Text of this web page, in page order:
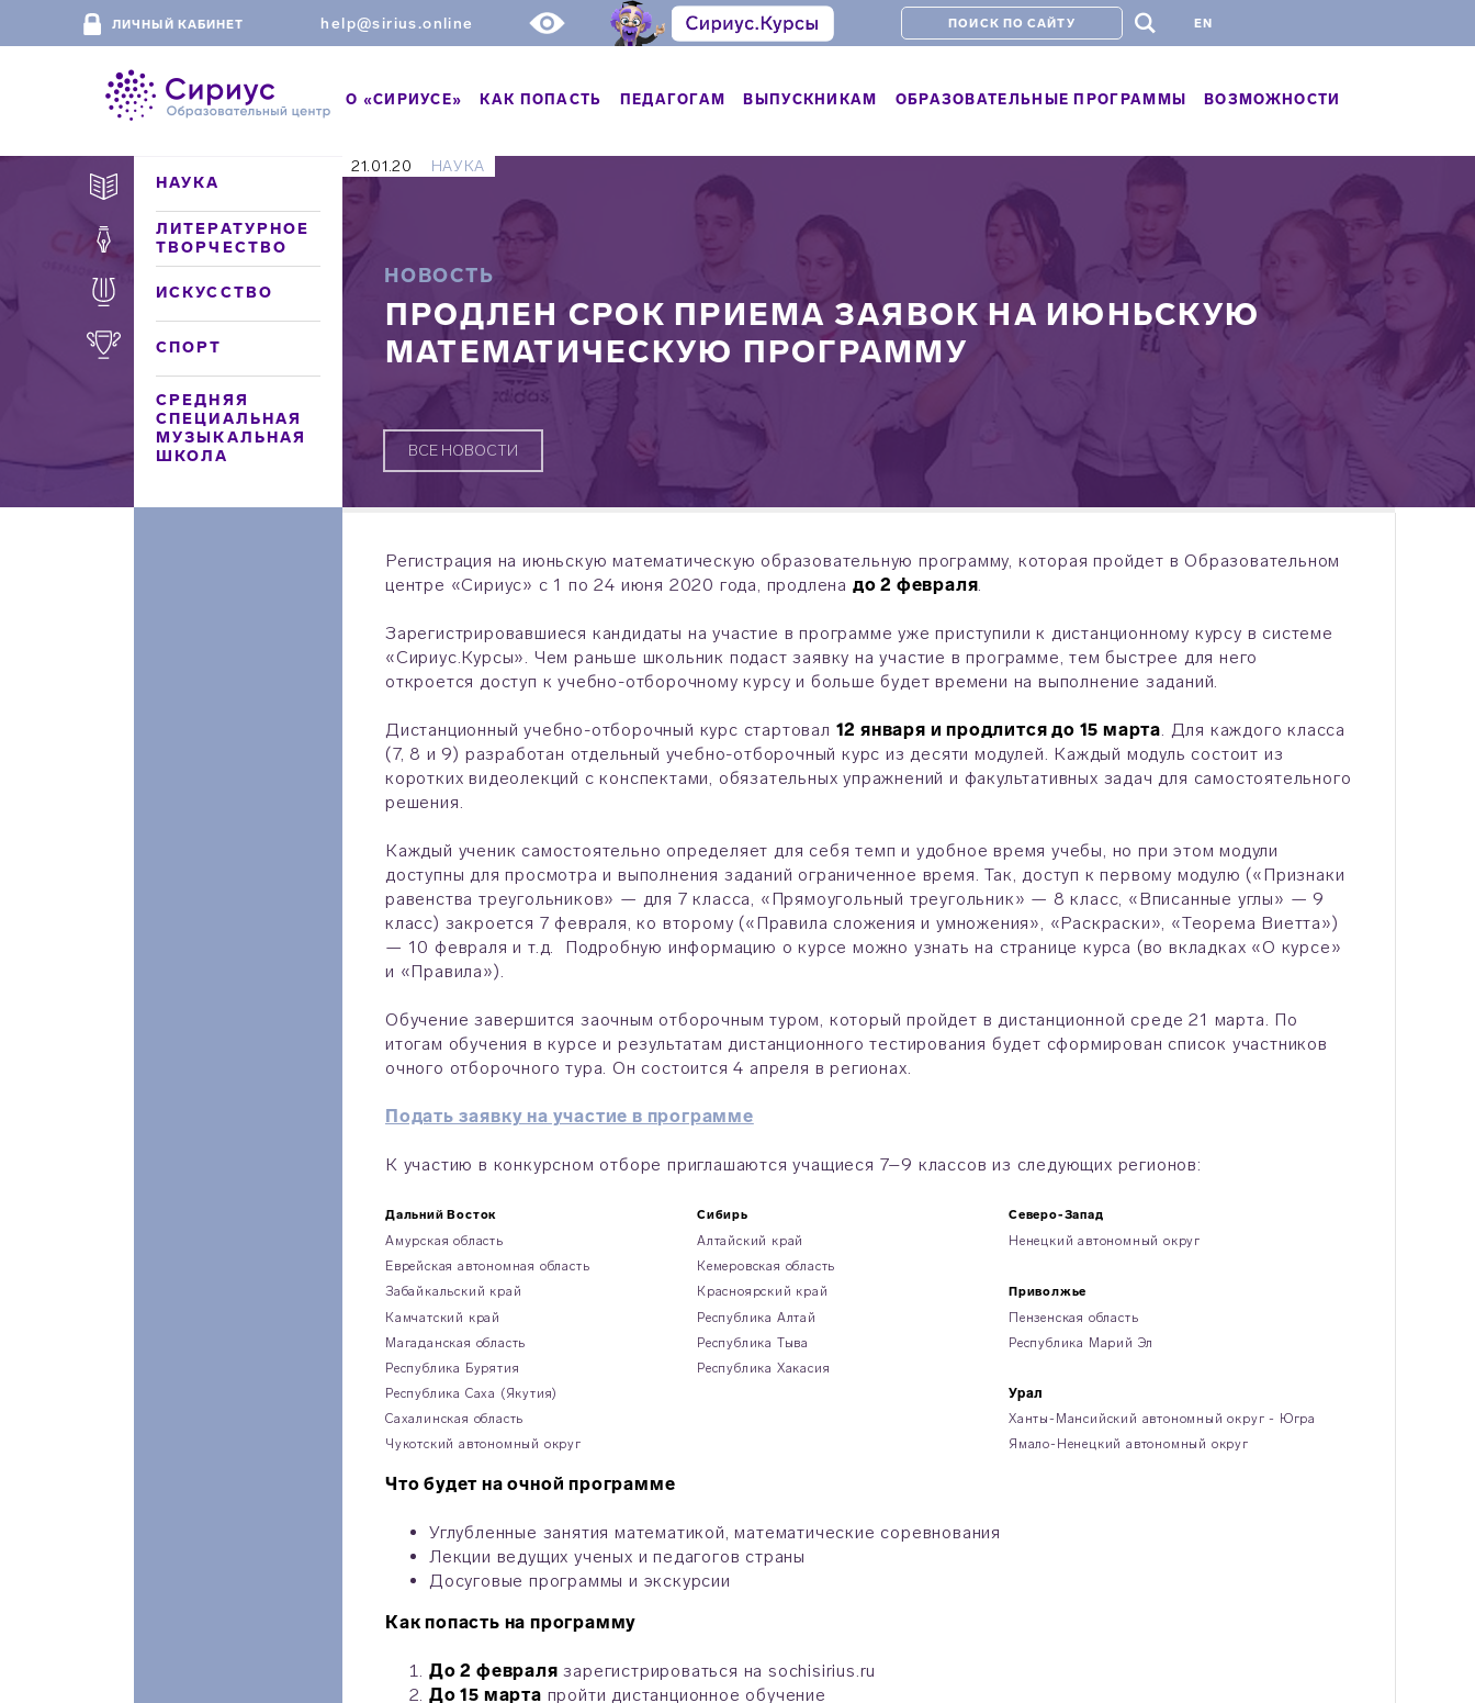
ЛИЧНЫЙ КАБИНЕТ help@sirius.online # EN
О «СИРИУСЕ» КАК ПОПАСТЬ ПЕДАГОГАМ ВЫПУСКНИКАМ ОБРАЗОВАТЕЛЬНЫЕ ПРОГРАММЫ ВОЗМОЖНОСТИ
НАУКА
ЛИТЕРАТУРНОЕ
ТВОРЧЕСТВО
ИСКУССТВО
СПОРТ
СРЕДНЯЯ
СПЕЦИАЛЬНАЯ
МУЗЫКАЛЬНАЯ
ШКОЛА
21.01.20 НАУКА
НОВОСТЬ
ПРОДЛЕН СРОК ПРИЕМА ЗАЯВОК НА ИЮНЬСКУЮ
МАТЕМАТИЧЕСКУЮ ПРОГРАММУ
ВСЕ НОВОСТИ
Регистрация на июньскую математическую образовательную программу, которая пройдет в Образовательном
центре «Сириус» с 1 по 24 июня 2020 года, продлена до 2 февраля.
Зарегистрировавшиеся кандидаты на участие в программе уже приступили к дистанционному курсу в системе
«Сириус.Курсы». Чем раньше школьник подаст заявку на участие в программе, тем быстрее для него
откроется доступ к учебно-отборочному курсу и больше будет времени на выполнение заданий.
Дистанционный учебно-отборочный курс стартовал 12 января и продлится до 15 марта. Для каждого класса
(7, 8 и 9) разработан отдельный учебно-отборочный курс из десяти модулей. Каждый модуль состоит из
коротких видеолекций с конспектами, обязательных упражнений и факультативных задач для самостоятельного
решения.
Каждый ученик самостоятельно определяет для себя темп и удобное время учебы, но при этом модули
доступны для просмотра и выполнения заданий ограниченное время. Так, доступ к первому модулю («Признаки
равенства треугольников» — для 7 класса, «Прямоугольный треугольник» — 8 класс, «Вписанные углы» — 9
класс) закроется 7 февраля, ко второму («Правила сложения и умножения», «Раскраски», «Теорема Виетта»)
— 10 февраля и т.д. Подробную информацию о курсе можно узнать на странице курса (во вкладках «О курсе»
и «Правила»).
Обучение завершится заочным отборочным туром, который пройдет в дистанционной среде 21 марта. По
итогам обучения в курсе и результатам дистанционного тестирования будет сформирован список участников
очного отборочного тура. Он состоится 4 апреля в регионах.
Подать заявку на участие в программе
К участию в конкурсном отборе приглашаются учащиеся 7–9 классов из следующих регионов:
Дальний Восток Сибирь Северо-Запад
Амурская область Алтайский край
Ненецкий автономный округ
Еврейская автономная область
Кемеровская область
Забайкальский край
Красноярский край Приволжье
Камчатский край Республика Алтай
Пензенская область
Магаданская область
Республика Тыва
Республика Марий Эл
Республика Бурятия
Республика Хакасия
Республика Саха (Якутия)
Урал
Сахалинская область
Ханты-Мансийский автономный округ - Югра
Чукотский автономный округ
Ямало-Ненецкий автономный округ
Что будет на очной программе
Углубленные занятия математикой, математические соревнования
Лекции ведущих ученых и педагогов страны
Досуговые программы и экскурсии
Как попасть на программу
До 2 февраля зарегистрироваться на sochisirius.ru
До 15 марта пройти дистанционное обучение